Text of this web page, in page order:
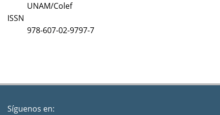
UNAM/Colef
ISSN
978-607-02-9797-7
Síguenos en: